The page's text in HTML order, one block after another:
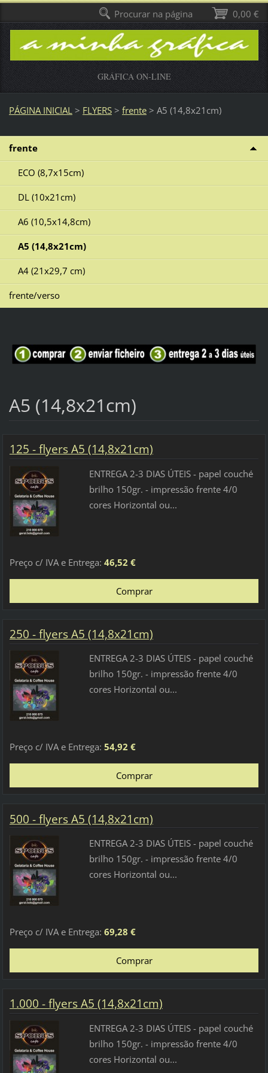
GRÁFICA ON-LINE
PÁGINA INICIAL > FLYERS > frente > A5 (14,8x21cm)
frente
ECO (8,7x15cm)
DL (10x21cm)
A6 (10,5x14,8cm)
A5 (14,8x21cm)
A4 (21x29,7 cm)
frente/verso
A5 (14,8x21cm)
125 - flyers A5 (14,8x21cm)
ENTREGA 2-3 DIAS ÚTEIS - papel couché
brilho 150gr. - impressão frente 4/0
cores Horizontal ou...
Preço c/ IVA e Entrega: 46,52 €
250 - flyers A5 (14,8x21cm)
ENTREGA 2-3 DIAS ÚTEIS - papel couché
brilho 150gr. - impressão frente 4/0
cores Horizontal ou...
Preço c/ IVA e Entrega: 54,92 €
500 - flyers A5 (14,8x21cm)
ENTREGA 2-3 DIAS ÚTEIS - papel couché
brilho 150gr. - impressão frente 4/0
cores Horizontal ou...
Preço c/ IVA e Entrega: 69,28 €
1.000 - flyers A5 (14,8x21cm)
ENTREGA 2-3 DIAS ÚTEIS - papel couché
brilho 150gr. - impressão frente 4/0
cores Horizontal ou...
0,00 €
Procurar na página